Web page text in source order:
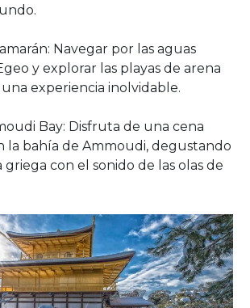
Navegar por las aguas
y explorar las playas de arena
experiencia inolvidable.
Bay: Disfruta de una cena
la bahía de Ammoudi, degustando
griega con el sonido de las olas de